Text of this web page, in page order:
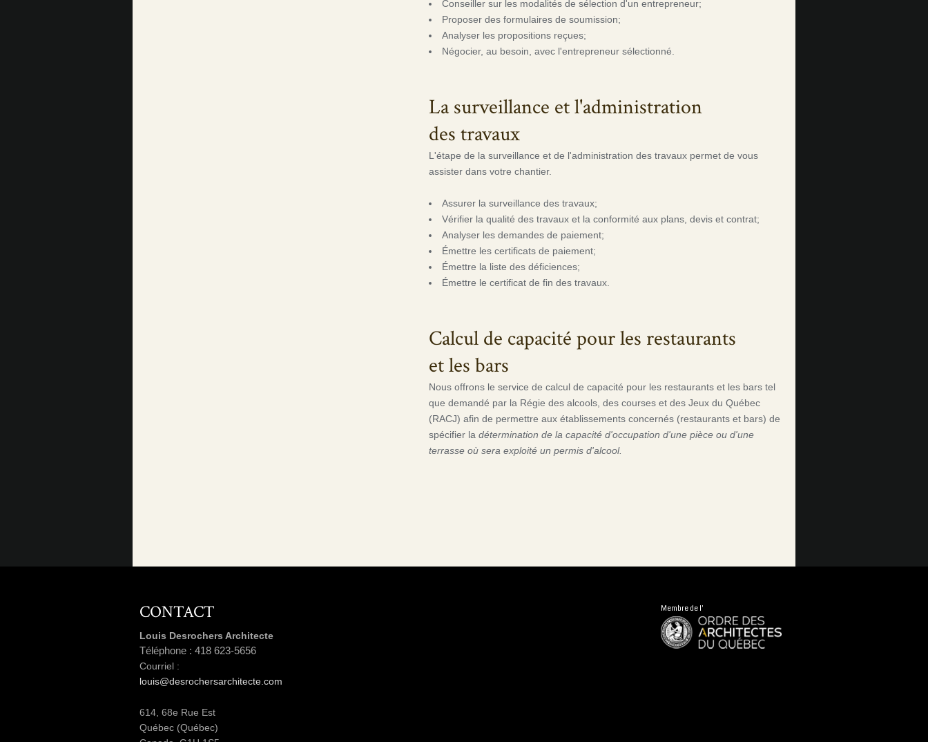
Conseiller sur les modalités de sélection d'un entrepreneur;
Proposer des formulaires de soumission;
Analyser les propositions reçues;
Négocier, au besoin, avec l'entrepreneur sélectionné.
La surveillance et l'administration
des travaux
L'étape de la surveillance et de l'administration des travaux permet de vous
assister dans votre chantier.
Assurer la surveillance des travaux;
Vérifier la qualité des travaux et la conformité aux plans, devis et contrat;
Analyser les demandes de paiement;
Émettre les certificats de paiement;
Émettre la liste des déficiences;
Émettre le certificat de fin des travaux.
Calcul de capacité pour les restaurants
et les bars
Nous offrons le service de calcul de capacité pour les restaurants et les bars tel
que demandé par la Régie des alcools, des courses et des Jeux du Québec
(RACJ) afin de permettre aux établissements concernés (restaurants et bars) de
spécifier la détermination de la capacité d'occupation d'une pièce ou d'une
terrasse où sera exploité un permis d'alcool.
CONTACT
Louis Desrochers Architecte
Téléphone : 418 623-5656
Courriel :
louis@desrochersarchitecte.com
614, 68e Rue Est
Québec (Québec)
Membre de l'